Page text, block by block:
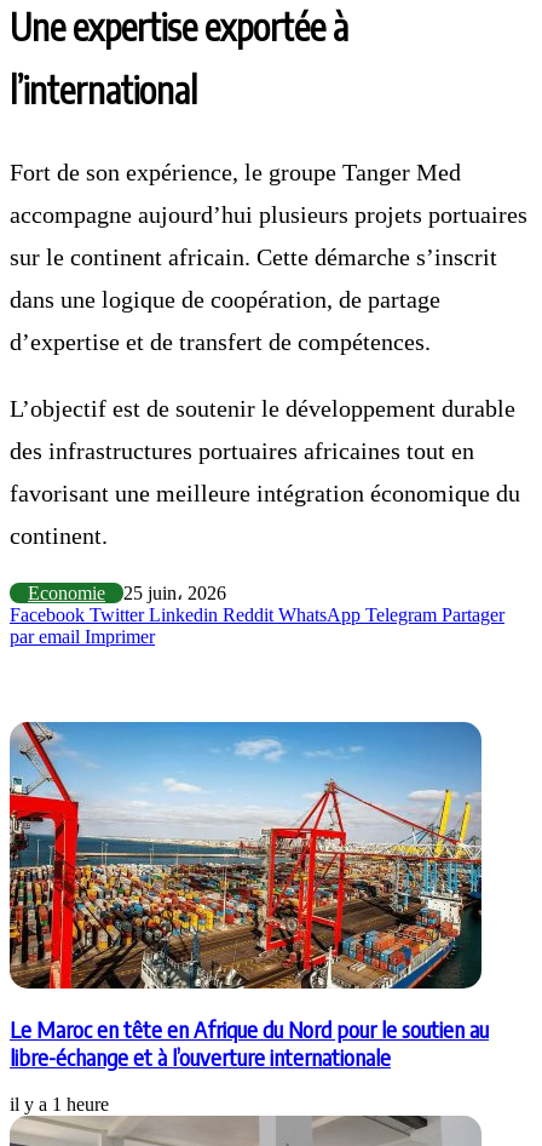
Une expertise exportée à
l’international
Fort de son expérience, le groupe Tanger Med
accompagne aujourd’hui plusieurs projets portuaires
sur le continent africain. Cette démarche s’inscrit
dans une logique de coopération, de partage
d’expertise et de transfert de compétences.
L’objectif est de soutenir le développement durable
des infrastructures portuaires africaines tout en
favorisant une meilleure intégration économique du
continent.
Economie
25 juin، 2026
Facebook Twitter Linkedin Reddit WhatsApp Telegram Partager
par email Imprimer
Le Maroc en tête en Afrique du Nord pour le soutien au
libre-échange et à l’ouverture internationale
il y a 1 heure